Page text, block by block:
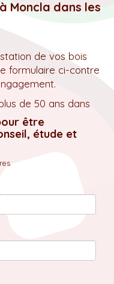
Moncla dans les
de vos bois
formulaire ci-contre
de 50 ans dans
être
étude et